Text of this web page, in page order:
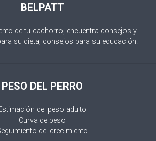
BELPATT
de tu cachorro, encuentra consejos y
su dieta, consejos para su educación.
PESO DEL PERRO
del peso adulto
Curva de peso
del crecimiento